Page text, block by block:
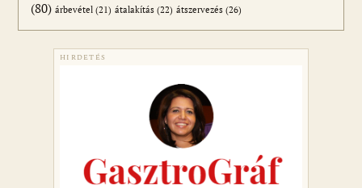
(80) árbevétel (21) átalakítás (22) átszervezés (26)
HIRDETÉS